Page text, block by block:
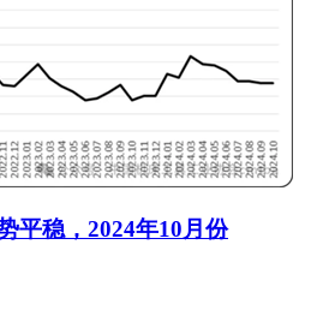
平稳，2024年10月份